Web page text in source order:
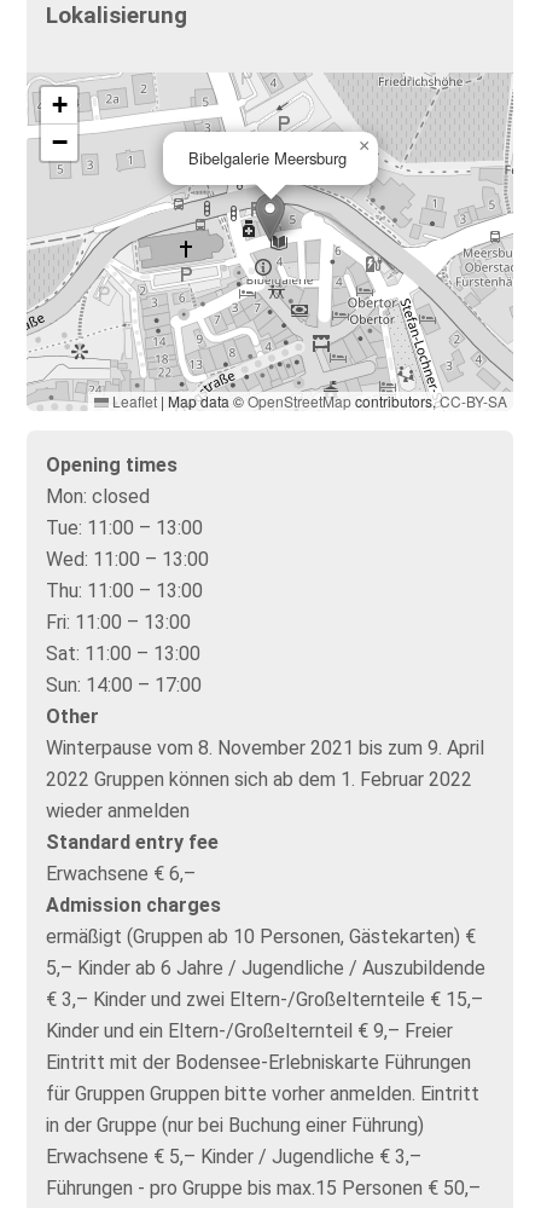
Lokalisierung
Bibelgalerie Meersburg
×
+
−
Leaflet | Map data ©OpenStreetMapcontributors,CC-BY-SA
Opening times
Mon: closed
Tue: 11:00 – 13:00
Wed: 11:00 – 13:00
Thu: 11:00 – 13:00
Fri: 11:00 – 13:00
Sat: 11:00 – 13:00
Sun: 14:00 – 17:00
Other
Winterpause vom 8. November 2021 bis zum 9. April
2022 Gruppen können sich ab dem 1. Februar 2022
wieder anmelden
Standard entry fee
Erwachsene € 6,–
Admission charges
ermäßigt (Gruppen ab 10 Personen, Gästekarten) €
5,– Kinder ab 6 Jahre / Jugendliche / Auszubildende
€ 3,– Kinder und zwei Eltern-/Großelternteile € 15,–
Kinder und ein Eltern-/Großelternteil € 9,– Freier
Eintritt mit der Bodensee-Erlebniskarte Führungen
für Gruppen Gruppen bitte vorher anmelden. Eintritt
in der Gruppe (nur bei Buchung einer Führung)
Erwachsene € 5,– Kinder / Jugendliche € 3,–
Führungen - pro Gruppe bis max.15 Personen € 50,–